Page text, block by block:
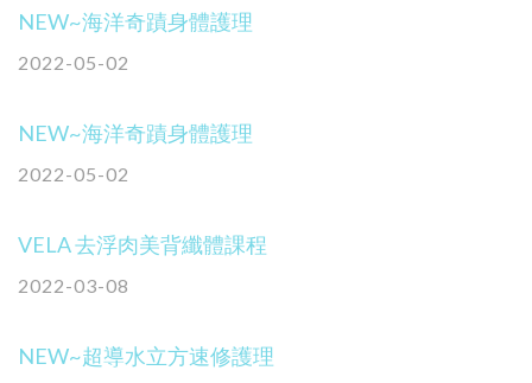
NEW~海洋奇蹟身體護理
2022-05-02
NEW~海洋奇蹟身體護理
2022-05-02
VELA 去浮肉美背纖體課程
2022-03-08
NEW~超導水立方速修護理